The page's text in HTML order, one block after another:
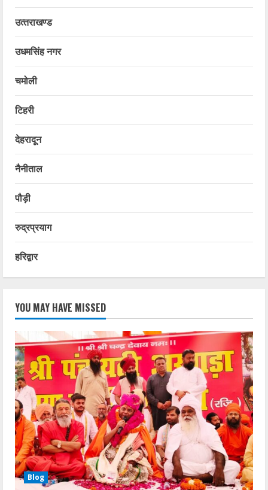
उत्‍तराखण्‍ड
उधमसिंह नगर
चमोली
टिहरी
देहरादून
नैनीताल
पौड़ी
रुद्रप्रयाग
हरिद्वार
YOU MAY HAVE MISSED
Blog